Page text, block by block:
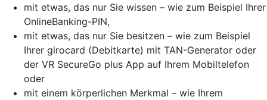
mit etwas, das nur Sie wissen – wie zum Beispiel Ihrer
OnlineBanking-PIN,
mit etwas, das nur Sie besitzen – wie zum Beispiel
Ihrer girocard (Debitkarte) mit TAN-Generator oder
der VR SecureGo plus App auf Ihrem Mobiltelefon
oder
mit einem körperlichen Merkmal – wie Ihrem